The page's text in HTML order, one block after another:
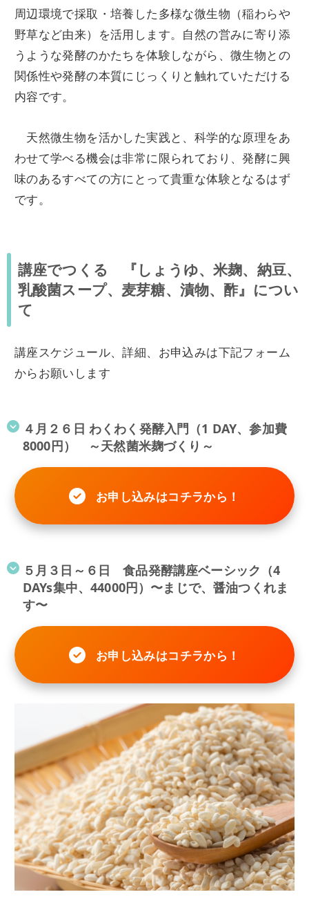
周辺環境で採取・培養した多様な微生物（稲わらや
野草など由来）を活用します。自然の営みに寄り添
うような発酵のかたちを体験しながら、微生物との
関係性や発酵の本質にじっくりと触れていただける
内容です。
天然微生物を活かした実践と、科学的な原理をあ
わせて学べる機会は非常に限られており、発酵に興
味のあるすべての方にとって貴重な体験となるはず
です。
講座でつくる 『しょうゆ、米麹、納豆、
乳酸菌スープ、麦芽糖、漬物、酢』につい
て
講座スケジュール、詳細、お申込みは下記フォーム
からお願いします
４月２６日 わくわく発酵入門（1 DAY、参加費
8000円） ～天然菌米麹づくり～
お申し込みはコチラから！
５月３日～６日 食品発酵講座ベーシック（4
DAYs集中、44000円）〜まじで、醤油つくれま
す〜
お申し込みはコチラから！